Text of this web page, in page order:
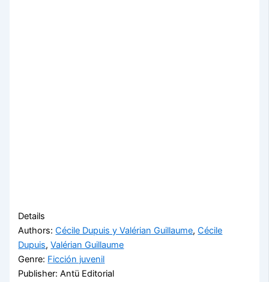
Details
Authors: Cécile Dupuis y Valérian Guillaume,Cécile
Dupuis,Valérian Guillaume
Genre: Ficción juvenil
Publisher: Antü Editorial